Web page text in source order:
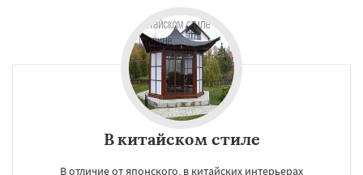
В китайском стиле
В отличие от японского, в китайских интерьерах